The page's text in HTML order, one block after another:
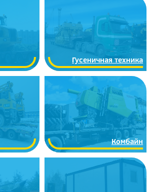
Гусеничная техника
Комбайн